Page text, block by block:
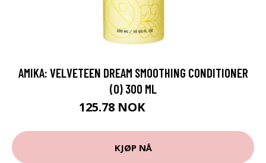
AMIKA: VELVETEEN DREAM SMOOTHING CONDITIONER
(O) 300 ML
125.78 NOK
KJØP NÅ